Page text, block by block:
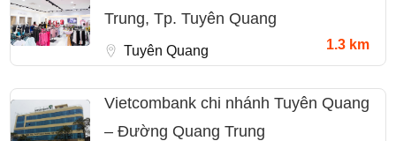
Trung, Tp. Tuyên Quang
Tuyên Quang 1.3 km
Vietcombank chi nhánh Tuyên Quang
– Đường Quang Trung